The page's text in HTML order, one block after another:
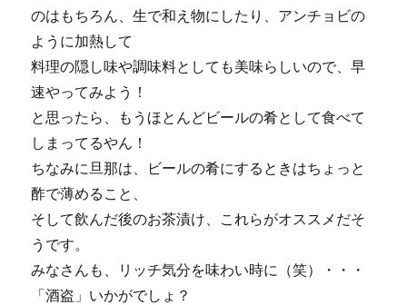
のはもちろん、生で和え物にしたり、アンチョビの
ように加熱して
料理の隠し味や調味料としても美味らしいので、早
速やってみよう！
と思ったら、もうほとんどビールの肴として食べて
しまってるやん！
ちなみに旦那は、ビールの肴にするときはちょっと
酢で薄めること、
そして飲んだ後のお茶漬け、これらがオススメだそ
うです。
みなさんも、リッチ気分を味わい時に（笑）・・・
「酒盗」いかがでしょ？